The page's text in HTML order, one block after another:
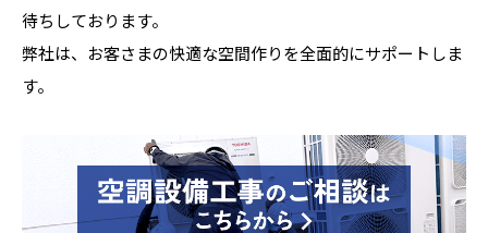
待ちしております。
弊社は、お客さまの快適な空間作りを全面的にサポートしま
す。